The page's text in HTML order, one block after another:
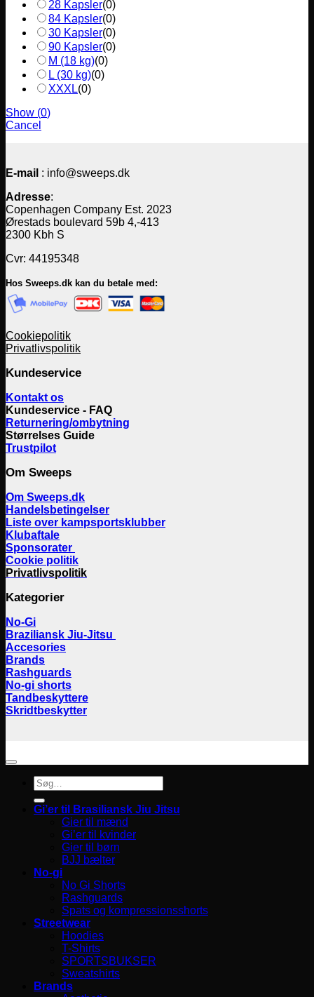
28 Kapsler(0)
84 Kapsler(0)
30 Kapsler(0)
90 Kapsler(0)
M (18 kg)(0)
L (30 kg)(0)
XXXL(0)
Show (0)
Cancel
E-mail : info@sweeps.dk
Adresse:
Copenhagen Company Est. 2023
Ørestads boulevard 59b 4,-413
2300 Kbh S
Cvr: 44195348
Hos Sweeps.dk kan du betale med:
Cookiepolitik
Privatlivspolitik
Kundeservice
Kontakt os
Kundeservice - FAQ
Returnering/ombytning
Størrelses Guide
Trustpilot
Om Sweeps
Om Sweeps.dk
Handelsbetingelser
Liste over kampsportsklubber
Klubaftale
Sponsorater
Cookie politik
Privatlivspolitik
Kategorier
No-Gi
Braziliansk Jiu-Jitsu
Accesories
Brands
Rashguards
No-gi shorts
Tandbeskyttere
Skridtbeskytter
Søg
efter:
Gi’er til Brasiliansk Jiu Jitsu
Gier til mænd
Gi’er til kvinder
Gier til børn
BJJ bælter
No-gi
No Gi Shorts
Rashguards
Spats og kompressionsshorts
Streetwear
Hoodies
T-Shirts
SPORTSBUKSER
Sweatshirts
Brands